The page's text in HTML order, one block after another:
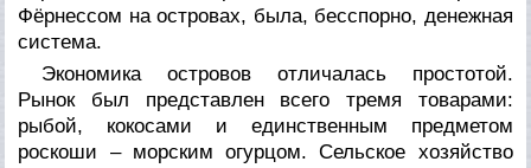
Фёрнессом на островах, была, бесспорно, денежная
система.
Экономика островов отличалась простотой.
Рынок был представлен всего тремя товарами:
рыбой, кокосами и единственным предметом
роскоши – морским огурцом. Сельское хозяйство